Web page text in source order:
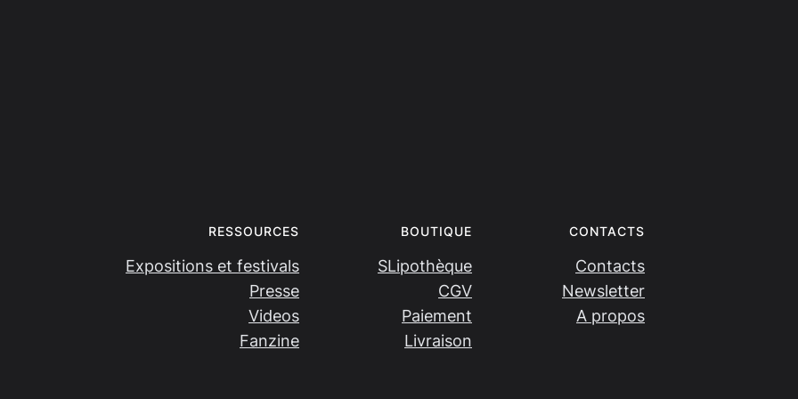
RESSOURCES
Expositions et festivals
Presse
Videos
Fanzine
BOUTIQUE
SLipothèque
CGV
Paiement
Livraison
CONTACTS
Contacts
Newsletter
A propos